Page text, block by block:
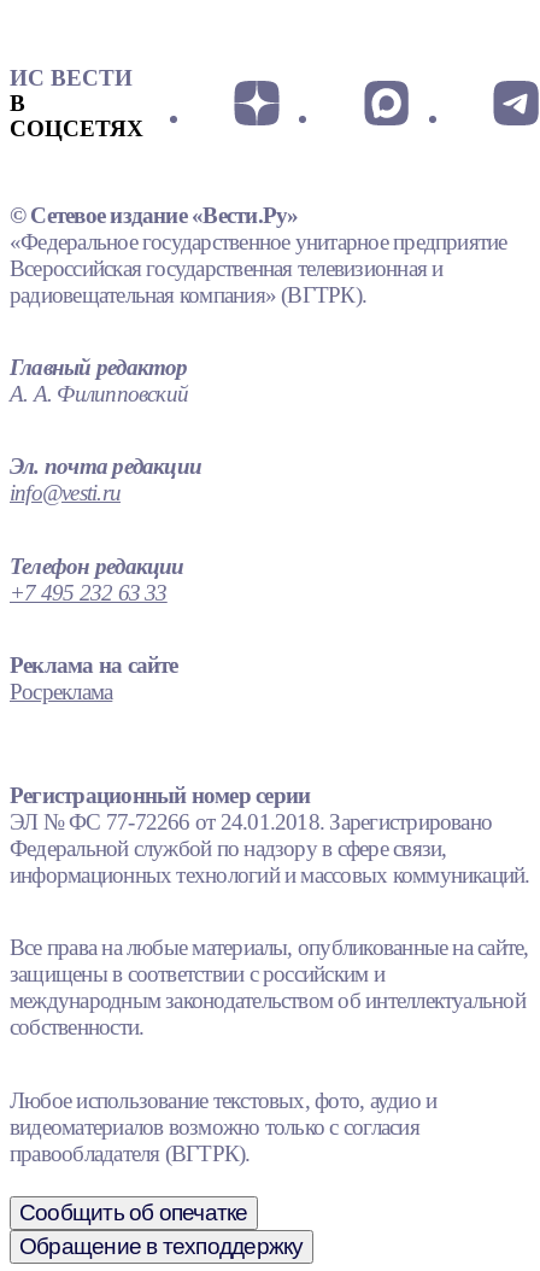
ИС ВЕСТИ
В
СОЦСЕТЯХ
© Сетевое издание «Вести.Ру»
«Федеральное государственное унитарное предприятие
Всероссийская государственная телевизионная и
радиовещательная компания» (ВГТРК).
Главный редактор
А. А. Филипповский
Эл. почта редакции
info@vesti.ru
Телефон редакции
+7 495 232 63 33
Реклама на сайте
Росреклама
Регистрационный номер серии
ЭЛ № ФС 77-72266 от 24.01.2018. Зарегистрировано
Федеральной службой по надзору в сфере связи,
информационных технологий и массовых коммуникаций.
Все права на любые материалы, опубликованные на сайте,
защищены в соответствии с российским и
международным законодательством об интеллектуальной
собственности.
Любое использование текстовых, фото, аудио и
видеоматериалов возможно только с согласия
правообладателя (ВГТРК).
Сообщить об опечатке
Обращение в техподдержку